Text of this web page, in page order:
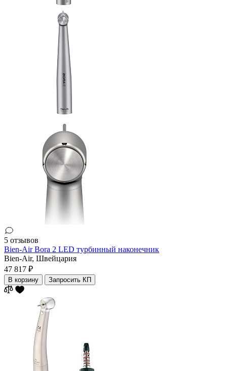
5 отзывов
Bien-Air Bora 2 LED турбинный наконечник
Bien-Air, Швейцария
47 817 ₽
В корзину Запросить КП